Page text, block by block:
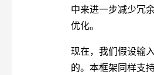
中来进一步减少冗
优化。
现在，我们假设输
的。本框架同样支